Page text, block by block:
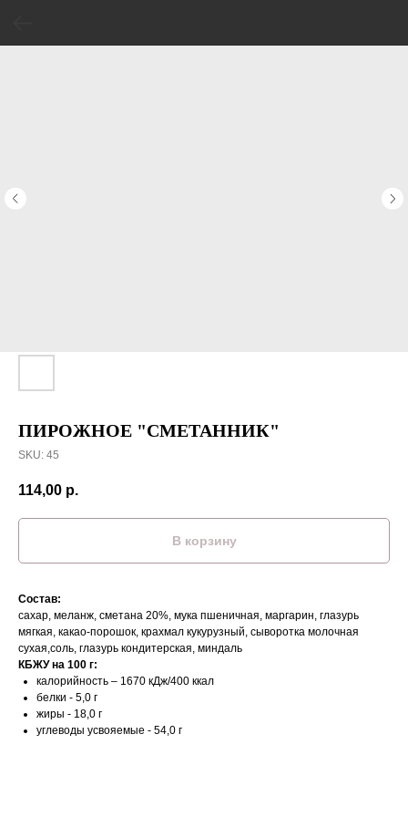
ПИРОЖНОЕ "СМЕТАННИК"
SKU: 45
114,00 р.
В корзину
Состав:
сахар, меланж, сметана 20%, мука пшеничная, маргарин, глазурь
мягкая, какао-порошок, крахмал кукурузный, сыворотка молочная
сухая,соль, глазурь кондитерская, миндаль
КБЖУ на 100 г:
калорийность – 1670 кДж/400 ккал
белки - 5,0 г
жиры - 18,0 г
углеводы усвояемые - 54,0 г